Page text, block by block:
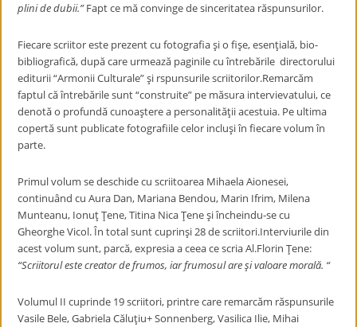
plini de dubii.”Fapt ce mă convinge de sinceritatea răspunsurilor.
Fiecare scriitor este prezent cu fotografia şi o fişe, esenţială, bio-
bibliografică, după care urmează paginile cu întrebările directorului
editurii “Armonii Culturale” şi rspunsurile scriitorilor.Remarcăm
faptul că întrebările sunt “construite” pe măsura intervievatului, ce
denotă o profundă cunoaştere a personalităţii acestuia. Pe ultima
copertă sunt publicate fotografiile celor incluşi în fiecare volum în
parte.
Primul volum se deschide cu scriitoarea Mihaela Aionesei,
continuând cu Aura Dan, Mariana Bendou, Marin Ifrim, Milena
Munteanu, Ionuţ Ţene, Titina Nica Ţene şi încheindu-se cu
Gheorghe Vicol. În total sunt cuprinşi 28 de scriitori.Interviurile din
acest volum sunt, parcă, expresia a ceea ce scria Al.Florin Ţene:
“Scriitorul este creator de frumos, iar frumosul are şi valoare morală. “
Volumul II cuprinde 19 scriitori, printre care remarcăm răspunsurile
Vasile Bele, Gabriela Căluţiu+ Sonnenberg, Vasilica Ilie, Mihai